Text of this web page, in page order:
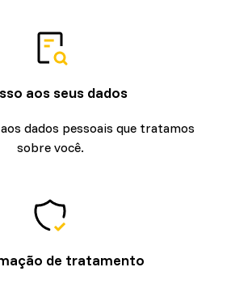
aos seus dados
dados pessoais que tratamos
sobre você.
de tratamento